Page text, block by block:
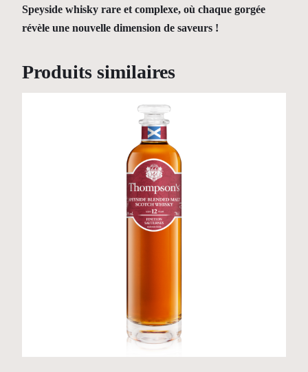
Speyside whisky rare et complexe, où chaque gorgée
révèle une nouvelle dimension de saveurs !
Produits similaires